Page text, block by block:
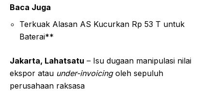
Baca Juga
Terkuak Alasan AS Kucurkan Rp 53 T untuk
Baterai**
Jakarta, Lahatsatu – Isu dugaan manipulasi nilai
ekspor atau under-invoicingoleh sepuluh
perusahaan raksasa